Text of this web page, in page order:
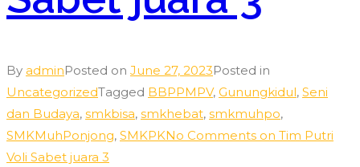
By adminPosted on June 27, 2023Posted in
UncategorizedTagged BBPPMPV, Gunungkidul, Seni
dan Budaya, smkbisa, smkhebat, smkmuhpo,
SMKMuhPonjong, SMKPKNo Comments on Tim Putri
Voli Sabet juara 3